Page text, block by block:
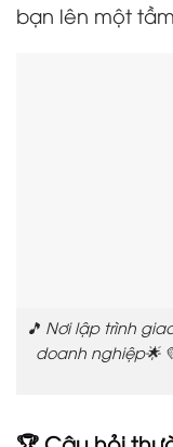
bạn lên một
🎵 Nơi lập trình
doanh nghiệp🌟